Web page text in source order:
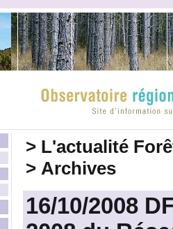
> L'actualité
> Archives
16/10/2008